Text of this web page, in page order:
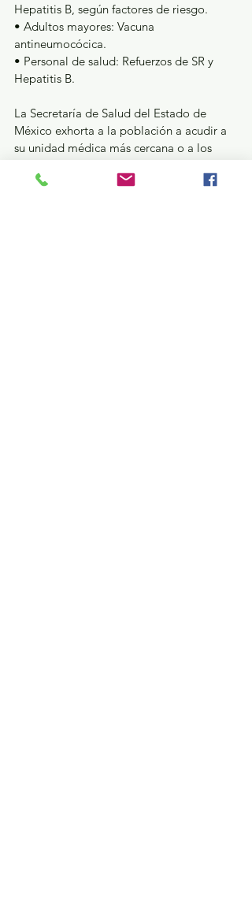
Hepatitis B, según factores de riesgo.
• Adultos mayores: Vacuna
antineumocócica.
• Personal de salud: Refuerzos de SR y
Hepatitis B.
La Secretaría de Salud del Estado de
México exhorta a la población a acudir a
su unidad médica más cercana o a los
en la entidad, para iniciar o completar sus